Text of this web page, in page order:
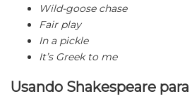
Wild-goose chase
Fair play
In a pickle
It’s Greek to me
Usando Shakespeare